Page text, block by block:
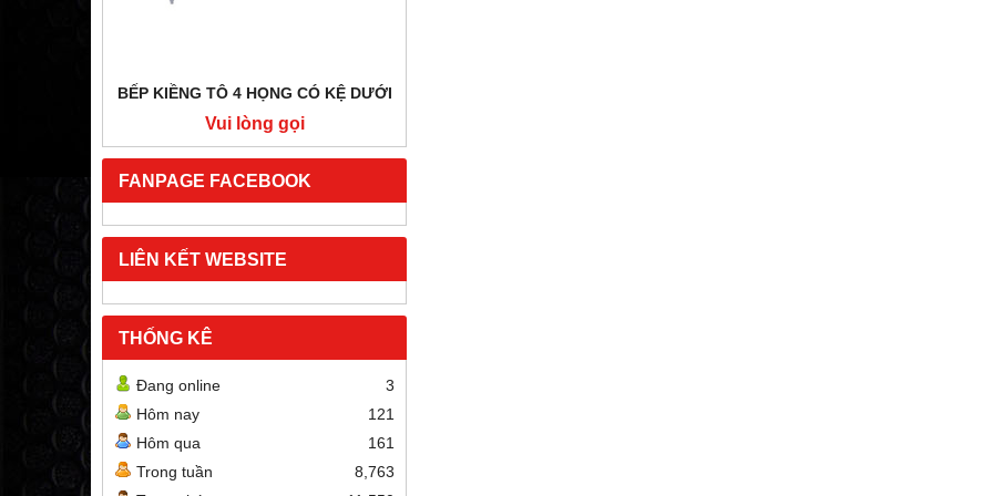
BẾP KIỀNG TÔ 4 HỌNG CÓ KỆ DƯỚI
Vui lòng gọi
FANPAGE FACEBOOK
LIÊN KẾT WEBSITE
THỐNG KÊ
Đang online
3
Hôm nay
121
Hôm qua
161
Trong tuần
8,763